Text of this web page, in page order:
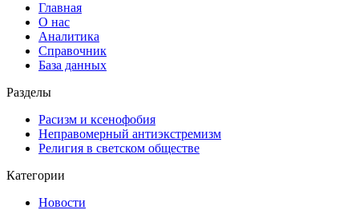
Главная
О нас
Аналитика
Справочник
База данных
Разделы
Расизм и ксенофобия
Неправомерный антиэкстремизм
Религия в светском обществе
Категории
Новости